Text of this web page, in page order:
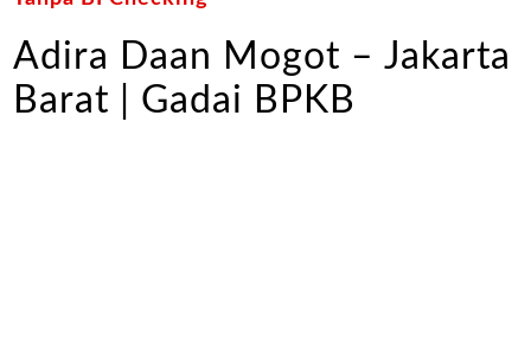
Adira Daan Mogot – Jakarta
Barat | Gadai BPKB